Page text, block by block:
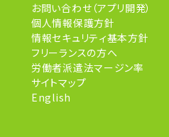
お問い合わせ（アプリ開発）
個人情報保護方針
情報セキュリティ基本方針
フリーランスの方へ
労働者派遣法マージン率
サイトマップ
English